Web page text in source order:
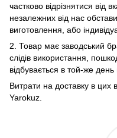
частково відрізнятися від
незалежних від нас
виготовлення, або
2. Товар має заводський
слідів використання,
відбувається в той-же день
Витрати на доставку в цих
Yarokuz.